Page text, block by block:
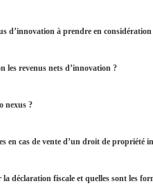
d’innovation à prendre en considération
les revenus nets d’innovation ?
nexus ?
en cas de vente d’un droit de propriété
déclaration fiscale et quelles sont les